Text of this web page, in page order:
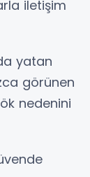
iletişim
yatan
görünen
nedenini